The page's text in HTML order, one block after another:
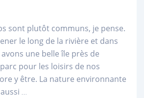
sont plutôt communs, je pense.
le long de la rivière et dans
une belle île près de
pour les loisirs de nos
y être. La nature environnante
...